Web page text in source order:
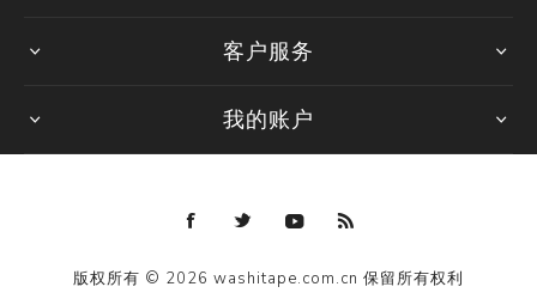
客户服务
我的账户
版权所有 © 2026 washitape.com.cn 保留所有权利